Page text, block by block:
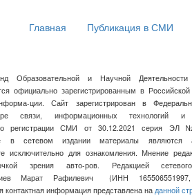
Главная Публикация в СМИ
Образовательной и Научной
официально зарегистрированным в
ции. Сайт зарегистрирован в
связи, информационных технологий и
о регистрации СМИ от 30.12.2021 серия
в сетевом издании материалы являются
исключительно для ознакомления. Мнение
зрения авто-ров. Редакцией
Марат Рафилевич
(ИНН
контактная информация представлена на данной